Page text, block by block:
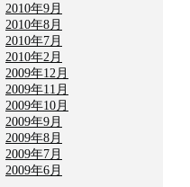
2010年9月
2010年8月
2010年7月
2010年2月
2009年12月
2009年11月
2009年10月
2009年9月
2009年8月
2009年7月
2009年6月